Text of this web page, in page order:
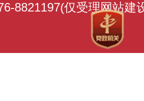
8821197(仅受理网站建